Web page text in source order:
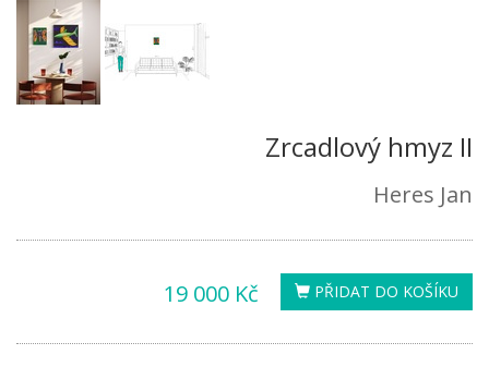
Zrcadlový hmyz II
Heres Jan
PŘIDAT DO KOŠÍKU
19 000 Kč